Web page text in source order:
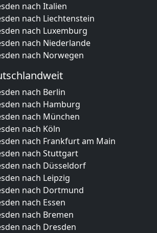
nach Italien
nach Liechtenstein
nach Luxemburg
nach Niederlande
nach Norwegen
nach Berlin
nach Hamburg
nach München
nach Köln
nach Frankfurt am Main
nach Stuttgart
nach Düsseldorf
nach Leipzig
nach Dortmund
nach Essen
nach Bremen
nach Dresden